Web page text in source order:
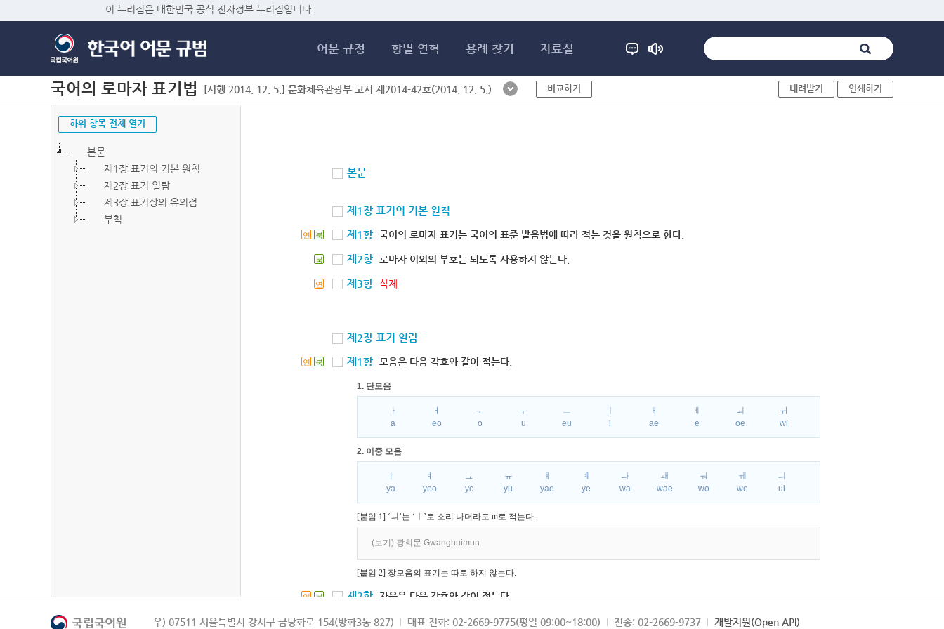
이 누리집은 대한민국 공식 전자정부 누리집입니다.
어문 규정 항별 연혁 용례 찾기 자료실
국어의 로마자 표기법 [시행 2014. 12. 5.] 문화체육관광부 고시 제2014-42호(2014. 12. 5.) 비교하기 내려받기 인쇄하기
하위 항목 전체 열기
본문
제1장 표기의 기본 원칙
제2장 표기 일람
제3장 표기상의 유의점
부칙
본문
제1장 표기의 기본 원칙
연 북 제1항 국어의 로마자 표기는 국어의 표준 발음법에 따라 적는 것을 원칙으로 한다.
북 제2항 로마자 이외의 부호는 되도록 사용하지 않는다.
연 제3항 삭제
제2장 표기 일람
연 북 제1항 모음은 다음 각호와 같이 적는다.
1. 단모음
ㅏ
a
ㅓ
eo
ㅗ
o
ㅜ
u
ㅡ
eu
i
ㅐ
ae
ㅔ
e
ㅚ
oe
ㅟ
wi
2. 이중 모음
ㅑ
ya
ㅕ
yeo
ㅛ
yo
ㅠ
yu
ㅒ
yae
ㅖ
ye
ㅘ
wa
ㅙ
wae
ㅝ
wo
ㅞ
we
ㅢ
ui
[붙임 1] ‘ㅢ’는 ‘ㅣ’로 소리 나더라도 ui로 적는다.
(보기) 광희문 Gwanghuimun
[붙임 2] 장모음의 표기는 따로 하지 않는다.
연 북 제2항 자음은 다음 각호와 같이 적는다.
1. 파열음
우) 07511 서울특별시 강서구 금낭화로 154(방화3동 827) 대표 전화: 02-2669-9775(평일 09:00~18:00) 전송: 02-2669-9737 개발지원(Open API)